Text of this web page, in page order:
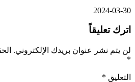
2024-03-30
اترك تعليقاً
لن يتم نشر عنوان بريدك الإلكتروني.
*
التعليق *